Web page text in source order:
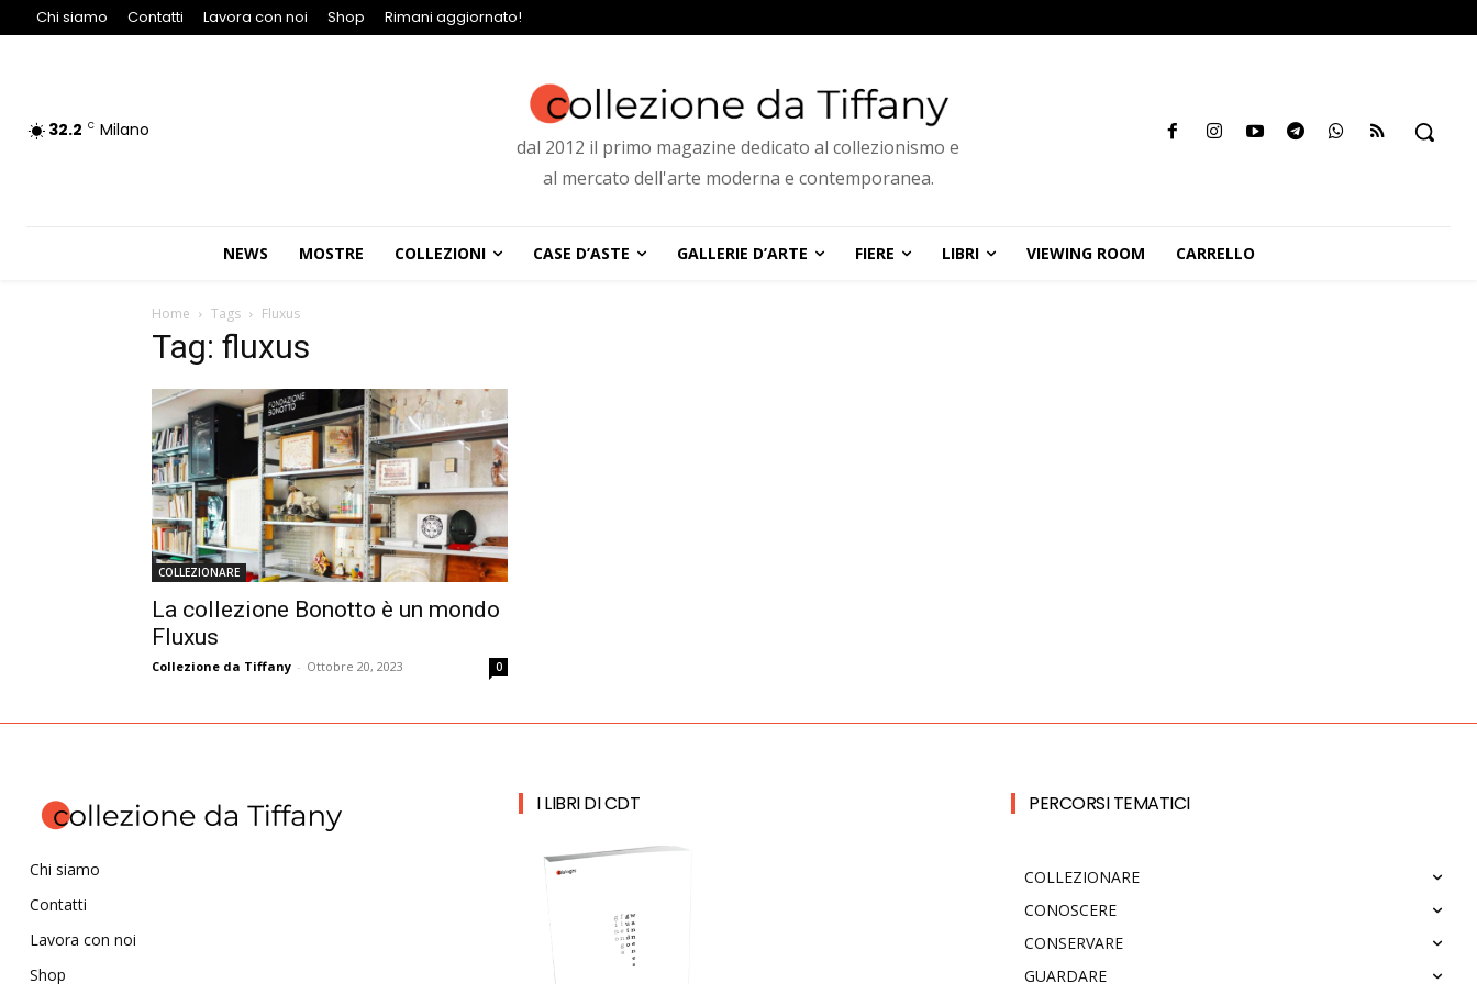
Chi siamo Contatti Lavora con noi Shop Rimani aggiornato!
32.2 C Milano
dal 2012 il primo magazine dedicato al collezionismo e
al mercato dell'arte moderna e contemporanea.
NEWS MOSTRE COLLEZIONI CASE D’ASTE GALLERIE D’ARTE FIERE LIBRI VIEWING ROOM CARRELLO
Home Tags Fluxus
Tag: fluxus
COLLEZIONARE
La collezione Bonotto è un mondo
Fluxus
Collezione da Tiffany - Ottobre 20, 2023 0
Chi siamo
Contatti
Lavora con noi
Shop
I LIBRI DI CDT PERCORSI TEMATICI
COLLEZIONARE
CONOSCERE
CONSERVARE
GUARDARE